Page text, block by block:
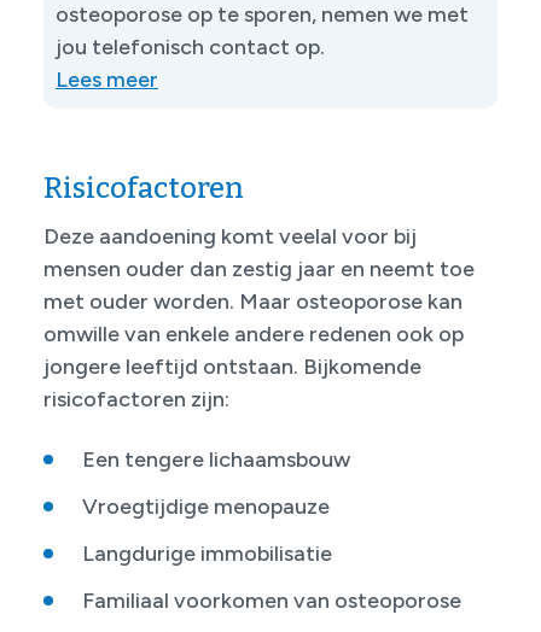
osteoporose op te sporen, nemen we met
jou telefonisch contact op.
Lees meer
Risicofactoren
Deze aandoening komt veelal voor bij
mensen ouder dan zestig jaar en neemt toe
met ouder worden. Maar osteoporose kan
omwille van enkele andere redenen ook op
jongere leeftijd ontstaan. Bijkomende
risicofactoren zijn:
Een tengere lichaamsbouw
Vroegtijdige menopauze
Langdurige immobilisatie
Familiaal voorkomen van osteoporose